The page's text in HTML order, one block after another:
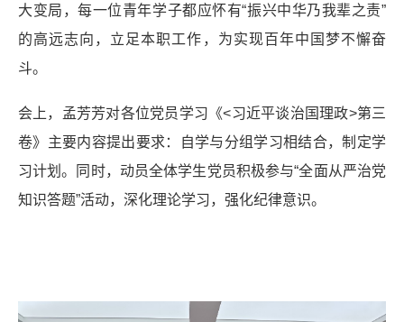
大变局，每一位青年学子都应怀有“振兴中华乃我辈之责”
的高远志向，立足本职工作，为实现百年中国梦不懈奋
斗。
会上，孟芳芳对各位党员学习《<习近平谈治国理政>第三
卷》主要内容提出要求：自学与分组学习相结合，制定学
习计划。同时，动员全体学生党员积极参与“全面从严治党
知识答题”活动，深化理论学习，强化纪律意识。